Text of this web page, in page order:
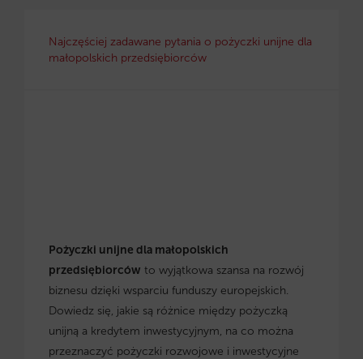
Najczęściej zadawane pytania o pożyczki unijne dla
małopolskich przedsiębiorców
Pożyczki unijne dla małopolskich
przedsiębiorców to wyjątkowa szansa na rozwój
biznesu dzięki wsparciu funduszy europejskich.
Dowiedz się, jakie są różnice między pożyczką
unijną a kredytem inwestycyjnym, na co można
przeznaczyć pożyczki rozwojowe i inwestycyjne